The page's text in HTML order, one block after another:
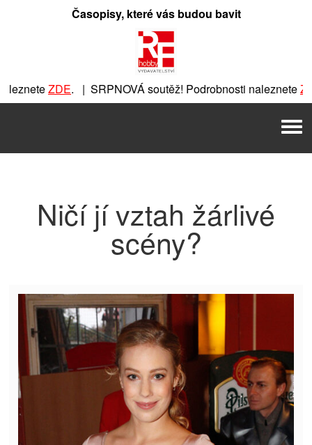
Časopisy, které vás budou bavit
ZDE. | SRPNOVÁ soutěž! Podrobnosti naleznete
. | SRPNOVÁ
Ničí jí vztah žárlivé
scény?